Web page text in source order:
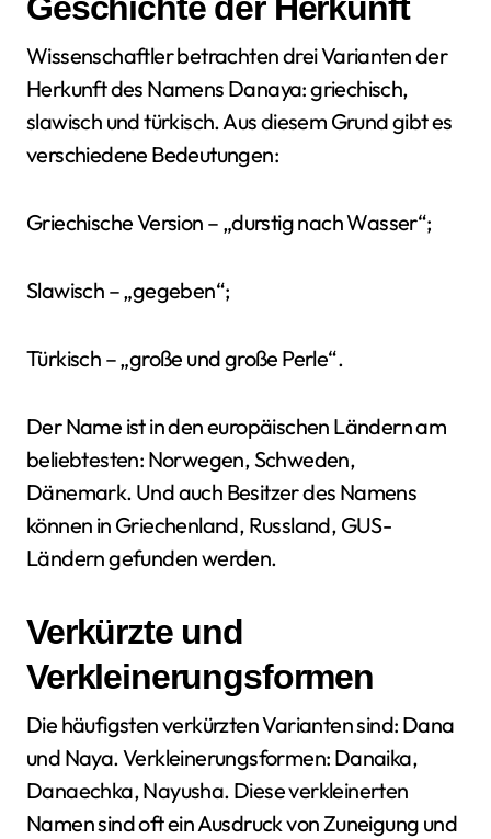
Geschichte der Herkunft
Wissenschaftler betrachten drei Varianten der
Herkunft des Namens Danaya: griechisch,
slawisch und türkisch. Aus diesem Grund gibt es
verschiedene Bedeutungen:
Griechische Version – „durstig nach Wasser“;
Slawisch – „gegeben“;
Türkisch – „große und große Perle“.
Der Name ist in den europäischen Ländern am
beliebtesten: Norwegen, Schweden,
Dänemark. Und auch Besitzer des Namens
können in Griechenland, Russland, GUS-
Ländern gefunden werden.
Verkürzte und
Verkleinerungsformen
Die häufigsten verkürzten Varianten sind: Dana
und Naya. Verkleinerungsformen: Danaika,
Danaechka, Nayusha. Diese verkleinerten
Namen sind oft ein Ausdruck von Zuneigung und